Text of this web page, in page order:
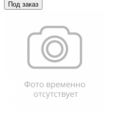
Под заказ